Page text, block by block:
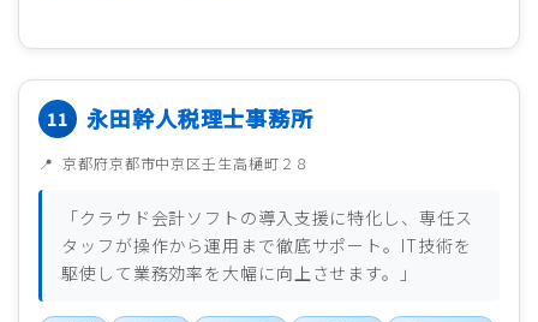
永田幹人税理士事務所
京都府京都市中京区壬生高樋町２８
「クラウド会計ソフトの導入支援に特化し、専任ス
タッフが操作から運用まで徹底サポート。IT技術を
駆使して業務効率を大幅に向上させます。」